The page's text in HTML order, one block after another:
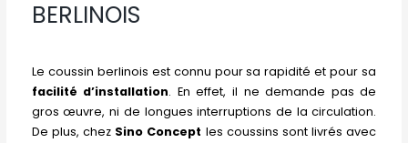
BERLINOIS
Le coussin berlinois est connu pour sa rapidité et pour sa
facilité d’installation. En effet, il ne demande pas de
gros œuvre, ni de longues interruptions de la circulation.
De plus, chez Sino Concept les coussins sont livrés avec